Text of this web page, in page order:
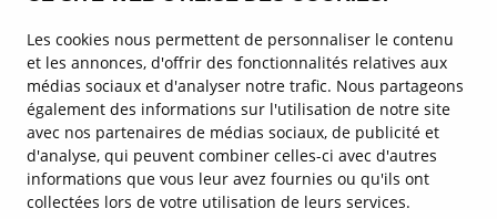
Les cookies nous permettent de personnaliser le contenu
et les annonces, d'offrir des fonctionnalités relatives aux
médias sociaux et d'analyser notre trafic. Nous partageons
également des informations sur l'utilisation de notre site
avec nos partenaires de médias sociaux, de publicité et
d'analyse, qui peuvent combiner celles-ci avec d'autres
informations que vous leur avez fournies ou qu'ils ont
collectées lors de votre utilisation de leurs services.
Par des spécialistes
Location
au Luxembourg
Service & entretien